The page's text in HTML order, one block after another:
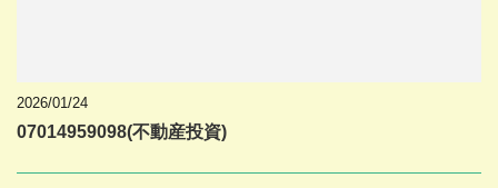
2026/01/24
07014959098(不動産投資)